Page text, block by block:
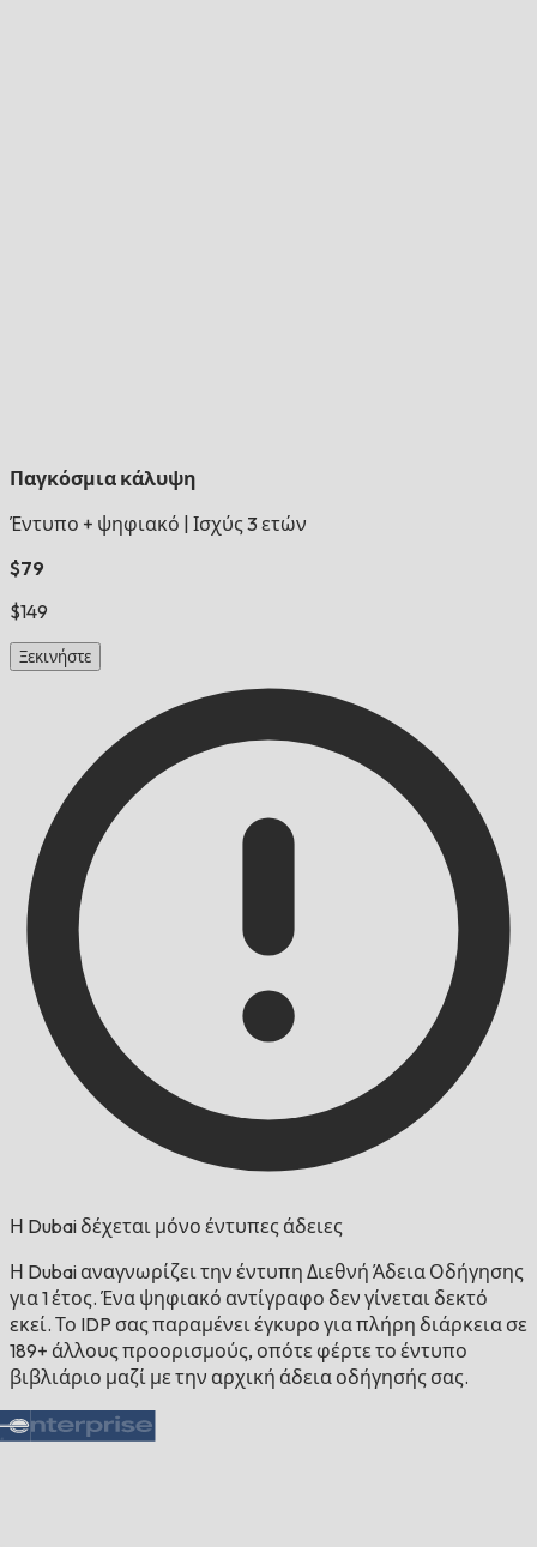
Παγκόσμια κάλυψη
Έντυπο + ψηφιακό Ισχύς 3 ετών
$79
$149
Ξεκινήστε
Η Dubai δέχεται μόνο έντυπες άδειες
Η Dubai αναγνωρίζει την έντυπη Διεθνή Άδεια Οδήγησης
για 1 έτος. Ένα ψηφιακό αντίγραφο δεν γίνεται δεκτό
εκεί. Το IDP σας παραμένει έγκυρο για πλήρη διάρκεια σε
189+ άλλους προορισμούς, οπότε φέρτε το έντυπο
βιβλιάριο μαζί με την αρχική άδεια οδήγησής σας.